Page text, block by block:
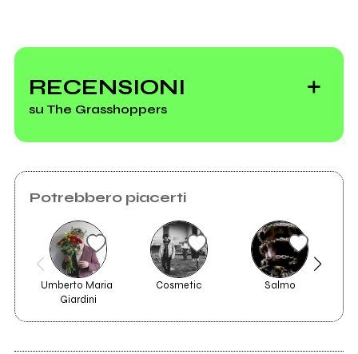
RECENSIONI
su The Grasshoppers
2014
No Claim
Potrebbero piacerti
Umberto Maria
Giardini
Cosmetic Salmo